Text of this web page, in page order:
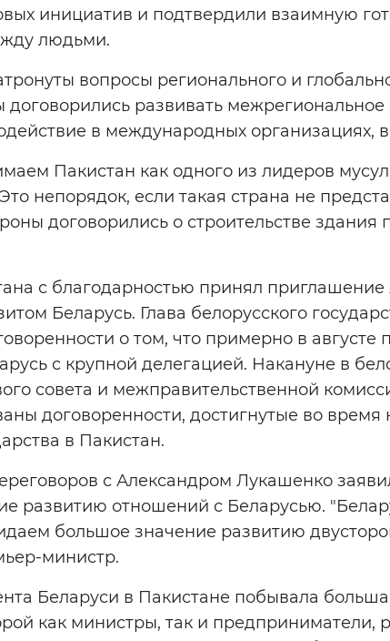
инициатив и подтвердили взаимную
людьми.
вопросы регионального и
развивать межрегиональное
в международных организациях,
Пакистан как одного из лидеров
непорядок, если такая страна не
договорились о строительстве здания
с благодарностью принял приглашение
Беларусь. Глава белорусского
о том, что примерно в
с крупной делегацией. Накануне в
совета и межправительственной
договоренности, достигнутые во
в Пакистан.
с Александром Лукашенко
развитию отношений с Беларусью.
большое значение развитию
министр.
Беларуси в Пакистане побывала
как министры, так и предприниматели,